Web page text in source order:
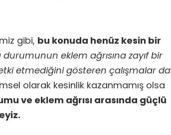
gibi, bu konuda henüz kesin bir
durumunun eklem ağrısına zayıf bir
etmediğini gösteren çalışmalar da
olarak kesinlik kazanmamış olsa
ve eklem ağrısı arasında güçlü